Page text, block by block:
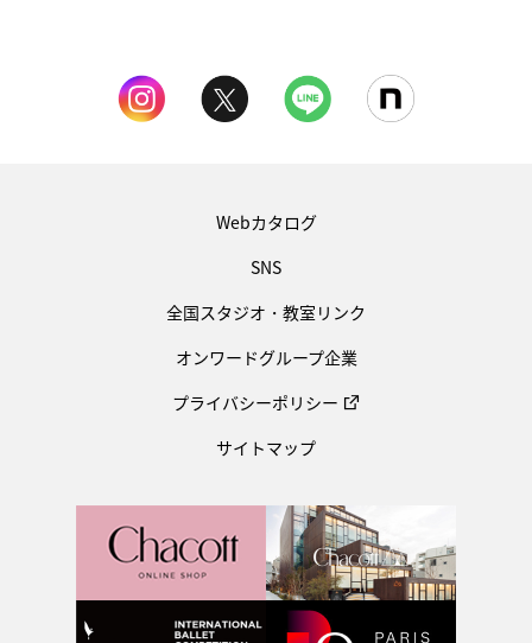
Webカタログ
SNS
全国スタジオ・教室リンク
オンワードグループ企業
プライバシーポリシー
サイトマップ